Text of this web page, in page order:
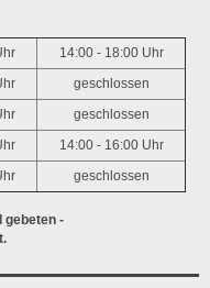
14:00 - 18:00 Uhr
geschlossen
geschlossen
14:00 - 16:00 Uhr
geschlossen
gebeten -